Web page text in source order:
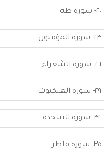
٢٠- سورة طه
٢٣- سورة المؤمنون
٢٦- سورة الشعراء
٢٩- سورة العنكبوت
٣٢- سورة السجدة
٣٥- سورة فاطر